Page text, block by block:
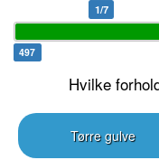
1/7
497
Hvilke
Tørre gulve